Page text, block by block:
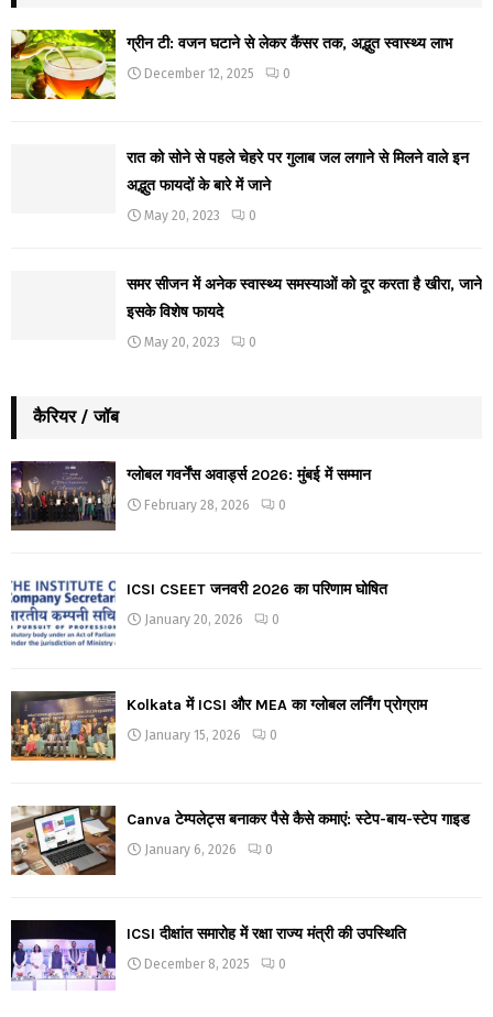
ग्रीन टी: वजन घटाने से लेकर कैंसर तक, अद्भुत स्वास्थ्य लाभ
December 12, 2025 0
रात को सोने से पहले चेहरे पर गुलाब जल लगाने से मिलने वाले इन
अद्भुत फायदों के बारे में जाने
May 20, 2023 0
समर सीजन में अनेक स्वास्थ्य समस्याओं को दूर करता है खीरा, जाने
इसके विशेष फायदे
May 20, 2023 0
कैरियर / जॉब
ग्लोबल गवर्नेंस अवार्ड्स 2026: मुंबई में सम्मान
February 28, 2026 0
ICSI CSEET जनवरी 2026 का परिणाम घोषित
January 20, 2026 0
Kolkata में ICSI और MEA का ग्लोबल लर्निंग प्रोग्राम
January 15, 2026 0
Canva टेम्पलेट्स बनाकर पैसे कैसे कमाएं: स्टेप-बाय-स्टेप गाइड
January 6, 2026 0
ICSI दीक्षांत समारोह में रक्षा राज्य मंत्री की उपस्थिति
December 8, 2025 0